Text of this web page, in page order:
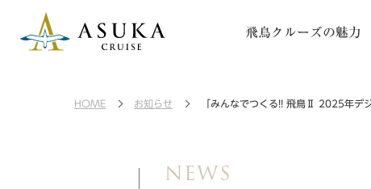
飛鳥クルーズの魅力
HOME お知らせ 「みんなでつくる!! 飛鳥Ⅱ 2025年デ
NEWS